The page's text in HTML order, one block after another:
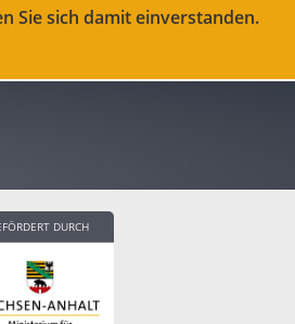
Sie sich damit einverstanden.
DURCH